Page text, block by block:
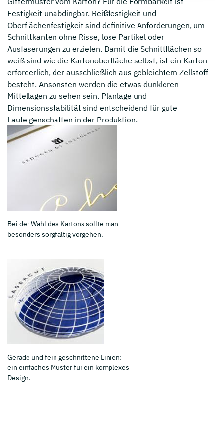
Festigkeit unabdingbar. Reißfestigkeit und
Oberflächenfestigkeit sind definitive Anforderungen, um
Schnittkanten ohne Risse, lose Partikel oder
Ausfaserungen zu erzielen. Damit die Schnittflächen so
weiß sind wie die Kartonoberfläche selbst, ist ein Karton
erforderlich, der ausschließlich aus gebleichtem Zellstoff
besteht. Ansonsten werden die etwas dunkleren
Mittellagen zu sehen sein. Planlage und
Dimensionsstabilität sind entscheidend für gute
Laufeigenschaften in der Produktion.
Bei der Wahl des Kartons sollte man
besonders sorgfältig vorgehen.
Gerade und fein geschnittene Linien:
ein einfaches Muster für ein komplexes
Design.